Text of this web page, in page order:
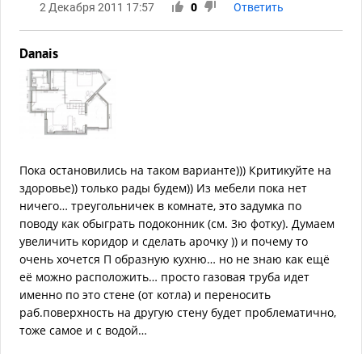
2 Декабря 2011 17:57 0 Ответить
Danais
Пока остановились на таком варианте))) Критикуйте на
здоровье)) только рады будем)) Из мебели пока нет
ничего… треугольничек в комнате, это задумка по
поводу как обыграть подоконник (см. 3ю фотку). Думаем
увеличить коридор и сделать арочку )) и почему то
очень хочется П образную кухню… но не знаю как ещё
её можно расположить… просто газовая труба идет
именно по это стене (от котла) и переносить
раб.поверхность на другую стену будет проблематично,
тоже самое и с водой…